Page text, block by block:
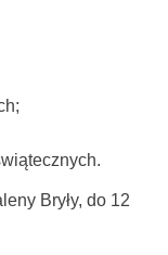
Bryły, do 12